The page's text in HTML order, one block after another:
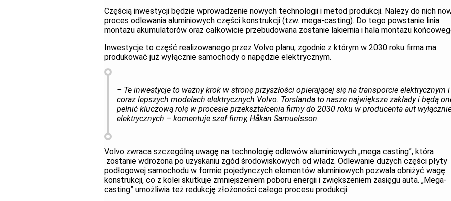
Częścią inwestycji będzie wprowadzenie nowych technologii i metod produkcji. Należy do nich
proces odlewania aluminiowych części konstrukcji (tzw. mega-casting). Do tego powstanie linia
montażu akumulatorów oraz całkowicie przebudowana zostanie lakiernia i hala montażu
Inwestycje to część realizowanego przez Volvo planu, zgodnie z którym w 2030 roku firma ma
produkować już wyłącznie samochody o napędzie elektrycznym.
– Te inwestycje to ważny krok w stronę przyszłości opierającej się na transporcie elektrycznym i
coraz lepszych modelach elektrycznych Volvo. Torslanda to nasze największe zakłady i będą
pełnić kluczową rolę w procesie przekształcenia firmy do 2030 roku w producenta aut
elektrycznych – komentuje szef firmy, Håkan Samuelsson.
Volvo zwraca szczególną uwagę na technologię odlewów aluminiowych „mega casting”, która
zostanie wdrożona po uzyskaniu zgód środowiskowych od władz. Odlewanie dużych części płyty
podłogowej samochodu w formie pojedynczych elementów aluminiowych pozwala obniżyć wagę
konstrukcji, co z kolei skutkuje zmniejszeniem poboru energii i zwiększeniem zasięgu auta. „Mega-
casting” umożliwia też redukcję złożoności całego procesu produkcji.